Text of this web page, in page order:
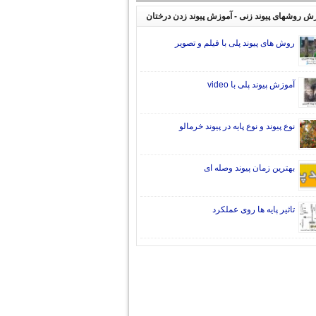
روشهای پیوند زنی - آموزش پیوند زدن درختان
روش های پیوند پلی با فیلم و تصویر
آموزش پیوند پلی با video
نوع پیوند و نوع پایه در پیوند خرمالو
بهترین زمان پیوند وصله ای
تاثیر پایه ها روی عملکرد